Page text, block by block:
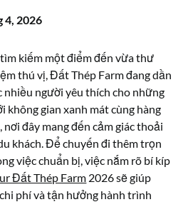
4, 2026
kiếm một điểm đến vừa thư
thú vị, Đất Thép Farm đang dần
người yêu thích cho những
không gian xanh mát cùng hàng
đây mang đến cảm giác thoải
khách. Để chuyến đi thêm trọn
việc chuẩn bị, việc nắm rõ bí kíp
Đất Thép Farm 2026 sẽ giúp
phí và tận hưởng hành trình